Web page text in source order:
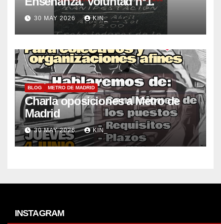
30 MAY 2026 KIN_
BLOG METRO DE MADRID
Charla oposiciones a Metro de
Madrid
30 MAY 2026 KIN_
INSTAGRAM